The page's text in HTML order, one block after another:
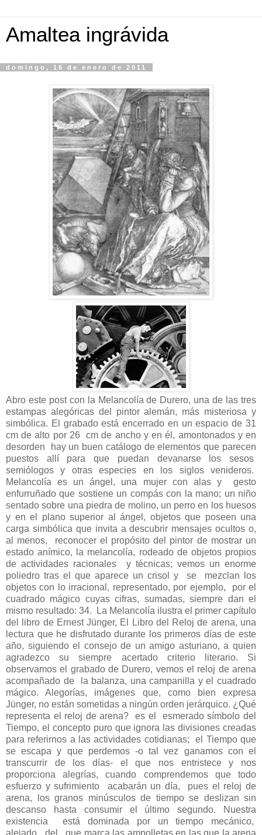
Amaltea ingrávida
domingo, 16 de enero de 2011
Abro este post con la Melancolía de Durero, una de las tres
estampas alegóricas del pintor alemán, más misteriosa y
simbólica. El grabado está encerrado en un espacio de 31
cm de alto por 26 cm de ancho y en él, amontonados y en
desorden hay un buen catálogo de elementos que parecen
puestos allí para que puedan devanarse los sesos
semiólogos y otras especies en los siglos venideros.
Melancolía es un ángel, una mujer con alas y gesto
enfurruñado que sostiene un compás con la mano; un niño
sentado sobre una piedra de molino, un perro en los huesos
y en el plano superior al ángel, objetos que poseen una
carga simbólica que invita a descubrir mensajes ocultos o,
al menos, reconocer el propósito del pintor de mostrar un
estado anímico, la melancolía, rodeado de objetos propios
de actividades racionales y técnicas; vemos un enorme
poliedro tras el que aparece un crisol y se mezclan los
objetos con lo irracional, representado, por ejemplo, por el
cuadrado mágico cuyas cifras, sumadas, siempre dan el
mismo resultado: 34. La Melancolía ilustra el primer capítulo
del libro de Ernest Jünger, El Libro del Reloj de arena, una
lectura que he disfrutado durante los primeros días de este
año, siguiendo el consejo de un amigo asturiano, a quien
agradezco su siempre acertado criterio literario. Si
observamos el grabado de Durero, vemos el reloj de arena
acompañado de la balanza, una campanilla y el cuadrado
mágico. Alegorías, imágenes que, como bien expresa
Jünger, no están sometidas a ningún orden jerárquico. ¿Qué
representa el reloj de arena? es el esmerado símbolo del
Tiempo, el concepto puro que ignora las divisiones creadas
para referirnos a las actividades cotidianas; el Tiempo que
se escapa y que perdemos -o tal vez ganamos con el
transcurrir de los días- el que nos entristece y nos
proporciona alegrías, cuando comprendemos que todo
esfuerzo y sufrimiento acabarán un día, pues el reloj de
arena, los granos minúsculos de tiempo se deslizan sin
descanso hasta consumir el último segundo. Nuestra
existencia está dominada por un tiempo mecánico,
alejado del que marca las ampolletas en las que la arena